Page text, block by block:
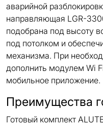
аварийной
направляющая LGR-
подобрана под высоту
под потолком и
механизма. При
дополнить модулем Wi
мобильное приложение.
Преимущества
Готовый комплект